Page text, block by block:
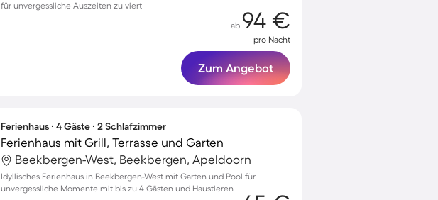
für unvergessliche Auszeiten zu viert
ab 94 €
pro Nacht
Zum Angebot
Ferienhaus ∙ 4 Gäste ∙ 2 Schlafzimmer
Ferienhaus mit Grill, Terrasse und Garten
Beekbergen-West, Beekbergen, Apeldoorn
Idyllisches Ferienhaus in Beekbergen-West mit Garten und Pool für
unvergessliche Momente mit bis zu 4 Gästen und Haustieren